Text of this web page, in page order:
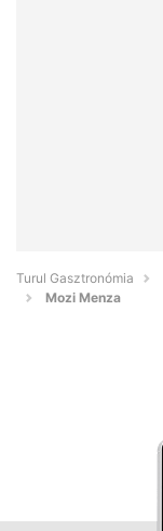
Turul Gasztronómia
Mozi Menza